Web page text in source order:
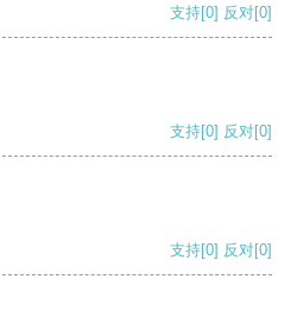
支持[0] 反对[0]
支持[0] 反对[0]
支持[0] 反对[0]